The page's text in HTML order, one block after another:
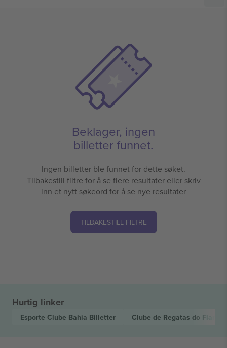
Beklager, ingen
billetter funnet.
Ingen billetter ble funnet for dette søket.
Tilbakestill filtre for å se flere resultater eller skriv
inn et nytt søkeord for å se nye resultater
TILBAKESTILL FILTRE
Hurtig linker
Esporte Clube Bahia Billetter Clube de Regatas do